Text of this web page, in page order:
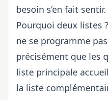
besoin s’en fait sentir.
Pourquoi deux listes
ne se programme
précisément que les
liste principale
la liste